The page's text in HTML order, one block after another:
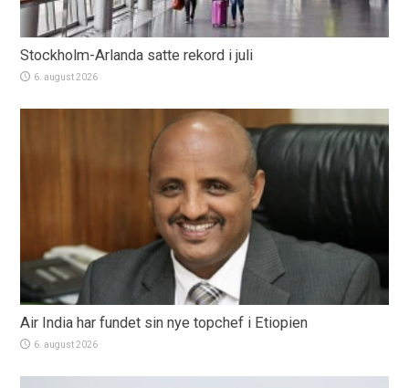
Stockholm-Arlanda satte rekord i juli
6. august 2026
Air India har fundet sin nye topchef i Etiopien
6. august 2026